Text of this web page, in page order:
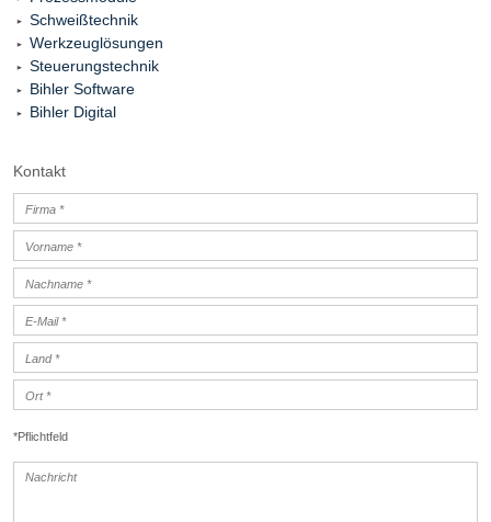
Schweißtechnik
Werkzeuglösungen
Steuerungstechnik
Bihler Software
Bihler Digital
Kontakt
*Pflichtfeld